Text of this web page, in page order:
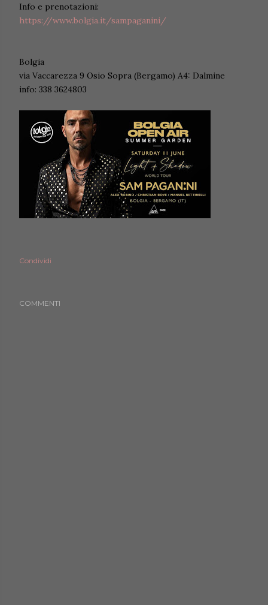
Info e prenotazioni:
https://www.bolgia.it/sampaganini/
Bolgia
via Vaccarezza 9 Osio Sopra (Bergamo) A4: Dalmine
info: 338 3624803
Condividi
COMMENTI